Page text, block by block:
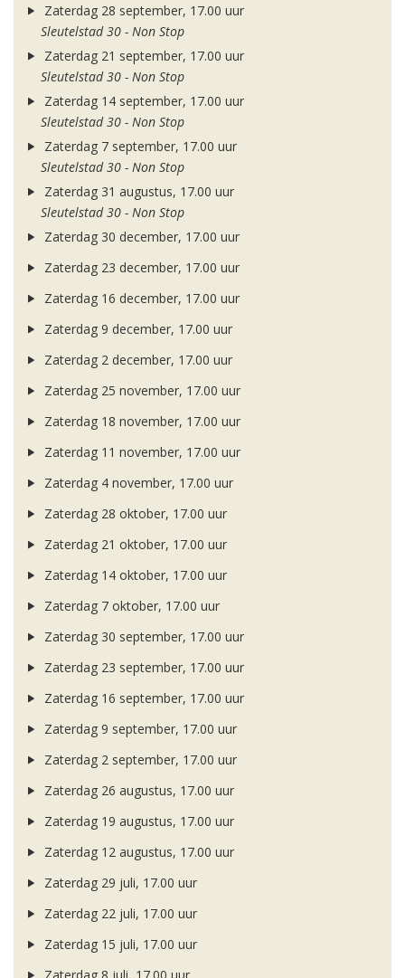
Zaterdag 28 september, 17.00 uur
Sleutelstad 30 - Non Stop
Zaterdag 21 september, 17.00 uur
Sleutelstad 30 - Non Stop
Zaterdag 14 september, 17.00 uur
Sleutelstad 30 - Non Stop
Zaterdag 7 september, 17.00 uur
Sleutelstad 30 - Non Stop
Zaterdag 31 augustus, 17.00 uur
Sleutelstad 30 - Non Stop
Zaterdag 30 december, 17.00 uur
Zaterdag 23 december, 17.00 uur
Zaterdag 16 december, 17.00 uur
Zaterdag 9 december, 17.00 uur
Zaterdag 2 december, 17.00 uur
Zaterdag 25 november, 17.00 uur
Zaterdag 18 november, 17.00 uur
Zaterdag 11 november, 17.00 uur
Zaterdag 4 november, 17.00 uur
Zaterdag 28 oktober, 17.00 uur
Zaterdag 21 oktober, 17.00 uur
Zaterdag 14 oktober, 17.00 uur
Zaterdag 7 oktober, 17.00 uur
Zaterdag 30 september, 17.00 uur
Zaterdag 23 september, 17.00 uur
Zaterdag 16 september, 17.00 uur
Zaterdag 9 september, 17.00 uur
Zaterdag 2 september, 17.00 uur
Zaterdag 26 augustus, 17.00 uur
Zaterdag 19 augustus, 17.00 uur
Zaterdag 12 augustus, 17.00 uur
Zaterdag 29 juli, 17.00 uur
Zaterdag 22 juli, 17.00 uur
Zaterdag 15 juli, 17.00 uur